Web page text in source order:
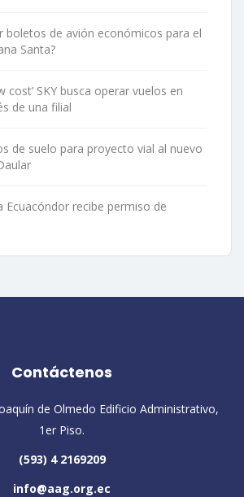
boletos de avión económicos para el
Santa?
cost’ SKY busca operar vuelos en
de una filial
de suelo para proyecto vial al nuevo
Ecuacóndor recibe permiso de
Contáctenos
de Olmedo Edificio Administrativo,
1er Piso.
(593) 4 2169209
info@aag.org.ec